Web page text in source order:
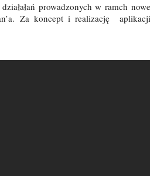
prowadzonych w ramch
Za koncept i realizację